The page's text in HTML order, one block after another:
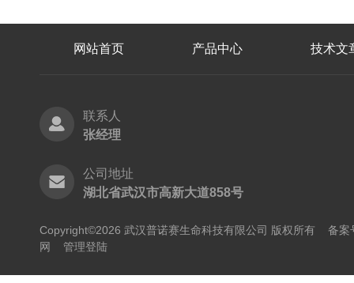
网站首页 产品中心 技术文
联系人
张经理
公司地址
湖北省武汉市高新大道858号
Copyright©2026 武汉普诺赛生命科技有限公司 版权所有 备案
网
管理登陆